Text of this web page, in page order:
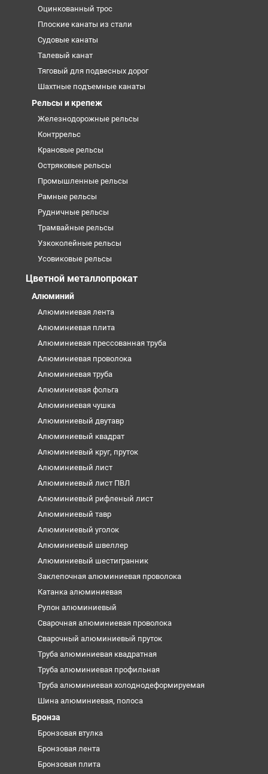
Оцинкованный трос
Плоские канаты из стали
Судовые канаты
Талевый канат
Тяговый для подвесных дорог
Шахтные подъемные канаты
Рельсы и крепеж
Железнодорожные рельсы
Контррельс
Крановые рельсы
Остряковые рельсы
Промышленные рельсы
Рамные рельсы
Рудничные рельсы
Трамвайные рельсы
Узкоколейные рельсы
Усовиковые рельсы
Цветной металлопрокат
Алюминий
Алюминиевая лента
Алюминиевая плита
Алюминиевая прессованная труба
Алюминиевая проволока
Алюминиевая труба
Алюминиевая фольга
Алюминиевая чушка
Алюминиевый двутавр
Алюминиевый квадрат
Алюминиевый круг, пруток
Алюминиевый лист
Алюминиевый лист ПВЛ
Алюминиевый рифленый лист
Алюминиевый тавр
Алюминиевый уголок
Алюминиевый швеллер
Алюминиевый шестигранник
Заклепочная алюминиевая проволока
Катанка алюминиевая
Рулон алюминиевый
Сварочная алюминиевая проволока
Сварочный алюминиевый пруток
Труба алюминиевая квадратная
Труба алюминиевая профильная
Труба алюминиевая холоднодеформируемая
Шина алюминиевая, полоса
Бронза
Бронзовая втулка
Бронзовая лента
Бронзовая плита